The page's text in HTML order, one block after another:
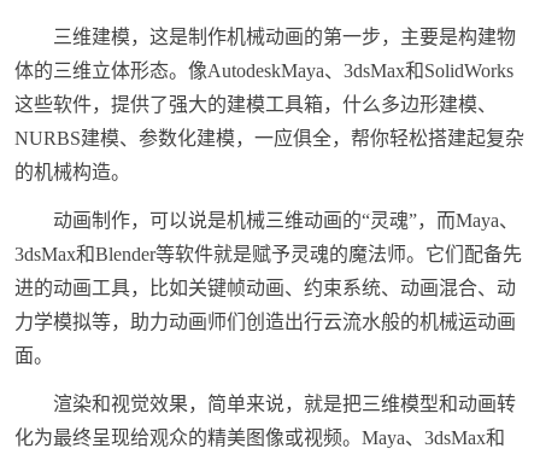
三维建模，这是制作机械动画的第一步，主要是构建物
体的三维立体形态。像AutodeskMaya、3dsMax和SolidWorks
这些软件，提供了强大的建模工具箱，什么多边形建模、
NURBS建模、参数化建模，一应俱全，帮你轻松搭建起复杂
的机械构造。
动画制作，可以说是机械三维动画的“灵魂”，而Maya、
3dsMax和Blender等软件就是赋予灵魂的魔法师。它们配备先
进的动画工具，比如关键帧动画、约束系统、动画混合、动
力学模拟等，助力动画师们创造出行云流水般的机械运动画
面。
渲染和视觉效果，简单来说，就是把三维模型和动画转
化为最终呈现给观众的精美图像或视频。Maya、3dsMax和